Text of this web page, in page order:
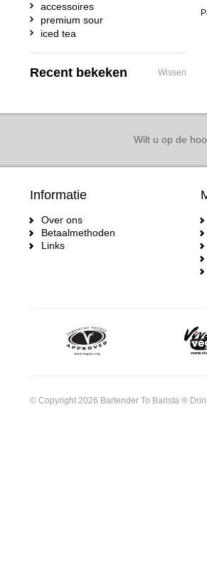
accessoires
premium sour
iced tea
Recent bekeken Wissen
Wilt u op de
Informatie
Over ons
Betaalmethoden
Links
© Copyright 2026 Bartender To Barista ®